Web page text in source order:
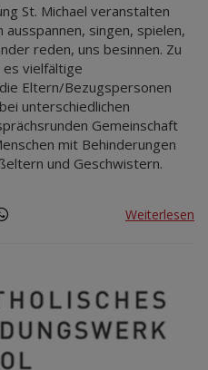
St. Michael veranstalten
singen, spielen,
reden, uns besinnen. Zu
vielfältige
Eltern/Bezugspersonen
unterschiedlichen
Gemeinschaft
mit Behinderungen
und Geschwistern.
Weiterlesen